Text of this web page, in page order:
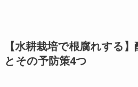
【水耕栽培で根腐れする
とその予防策4つ